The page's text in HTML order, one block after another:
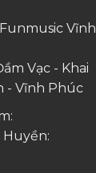
Vĩnh
Vạc - Khai
- Vĩnh Phúc
Huyền: